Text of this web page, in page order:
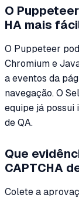
O
HA mais
O Puppeteer
Chromium e
a eventos da
navegação. O
equipe já
de QA.
Que
CAPTCHA
Colete a